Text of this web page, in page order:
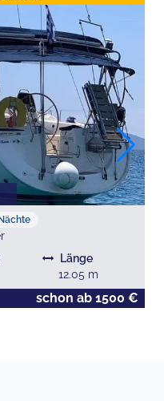
Nächte
Länge
12.05 m
schon ab 1500 €